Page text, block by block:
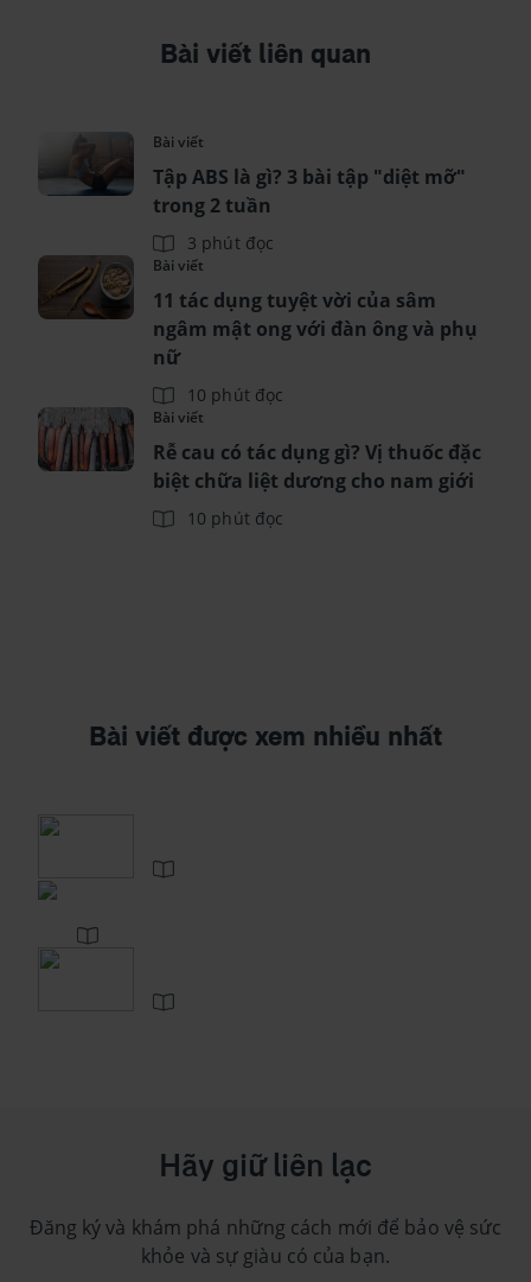
Bài viết liên quan
Bài viết
Tập ABS là gì? 3 bài tập "diệt mỡ"
trong 2 tuần
3 phút đọc
Bài viết
11 tác dụng tuyệt vời của sâm
ngâm mật ong với đàn ông và phụ
nữ
10 phút đọc
Bài viết
Rễ cau có tác dụng gì? Vị thuốc đặc
biệt chữa liệt dương cho nam giới
10 phút đọc
Bài viết được xem nhiều nhất
Hãy giữ liên lạc
Đăng ký và khám phá những cách mới để bảo vệ sức
khỏe và sự giàu có của bạn.